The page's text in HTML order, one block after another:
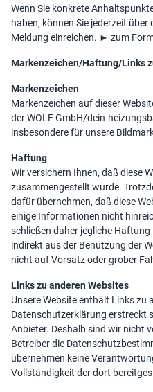
Wenn Sie konkrete
haben, können Sie jederzeit
Meldung einreichen. ► zum
Markenzeichen/Haftung/Links
Markenzeichen
Markenzeichen auf dieser
der WOLF GmbH/dein-
insbesondere für unsere
Haftung
Wir versichern Ihnen, daß diese
zusammengestellt wurde.
dafür übernehmen, daß diese
einige Informationen nicht
schließen daher jegliche
indirekt aus der Benutzung der
nicht auf Vorsatz oder grober
Links zu anderen Websites
Unsere Website enthält Links zu
Datenschutzerklärung erstreckt
Anbieter. Deshalb sind wir nicht
Betreiber die
übernehmen keine
Vollständigkeit der dort